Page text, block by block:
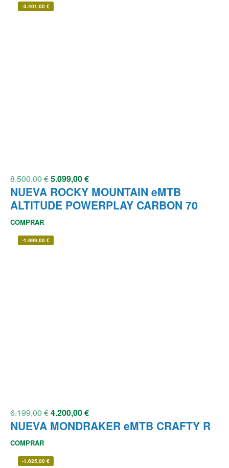
-3.401,00 €
8.500,00€5.099,00€
NUEVA ROCKY MOUNTAIN eMTB
ALTITUDE POWERPLAY CARBON 70
COMPRAR
-1.999,00 €
6.199,00€4.200,00€
NUEVA MONDRAKER eMTB CRAFTY R
COMPRAR
-1.625,00 €